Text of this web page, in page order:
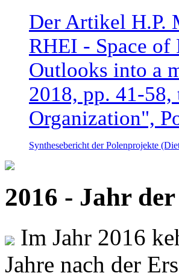
Der Artikel H.P.
RHEI - Space of
Outlooks into a
2018, pp. 41-
Organization",
Synthesebericht der Polenprojekte
2016 - Jahr
Im Jahr 2016
Jahre nach der